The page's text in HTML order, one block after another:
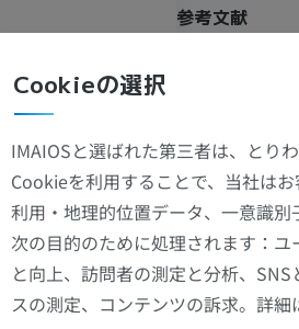
頸膨大
腰仙膨大
脊髄円錐
脊髄の前正中裂
脊髄の前外側溝
脊髄の後外側溝
脊髄の後中間溝
脊髄の後正中溝
参考文献
Ku, J. and
31]. In:
Available from:
プレミ
肩関
MRI
Cookieの選択
IMAIOSと選ばれた第三者は、とり
Cookieを利用することで、当社は
利用・地理的位置データ、一意識
次の目的のために処理されます：
と向上、訪問者の測定と分析、
スの測定、コンテンツの訴求。詳細